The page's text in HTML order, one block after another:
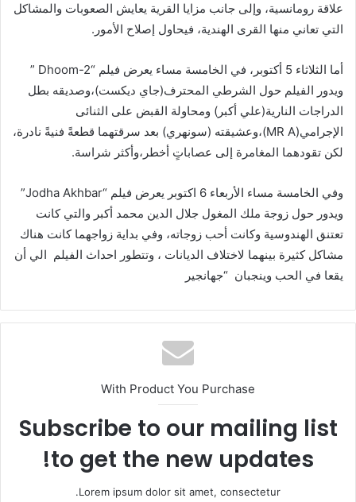
علاقة رومانسية، وإلى جانب مزايا القرية يعايش الصعوبات والمشاكل
التي تعاني منها القرى الهندية، فيحاول إصلاح الأمور.
أما الثلاثاء 5 أكتوبر، في الخامسة مساء يعرض فيلم “Dhoom-2 ”
ويدور الفيلم حول الشرطي المحترف(جاي ديكست)،وصديقه بطل
الدراجات النارية(علي أكبر) ومحاولة القبض على الثنائى
الإجرامي(MR A)،وعشيقته (سونهري) بعد سرقتهما قطعةً فنيةً نادرة،
لكن تقودهما المغامرة إلى عصاباتٍ أخطر،وأكثر شراسة.
وفي الخامسة مساء الأربعاء 6 اكتوبر يعرض فيلم “Jodha Akhbar”
ويدور حول زوجة ملك المغول جلال الدين محمد أكبر والتي كانت
تعتنق الهندوسية وكانت أحب زوجاته، وفي بداية زواجهما كانت هناك
مشاكل كثيرة بينهما لاختلاف الديانات ، وتتطور احداث الفيلم الي أن
يقعا في الحب وينجبان “جهانجير
With Product You Purchase
Subscribe to our mailing list
to get the new updates!
Lorem ipsum dolor sit amet, consectetur.